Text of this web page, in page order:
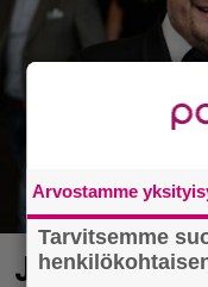
Janne
Arvostamme
Tarvitsemme